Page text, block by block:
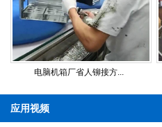
电脑机箱厂省人铆接方...
应用视频